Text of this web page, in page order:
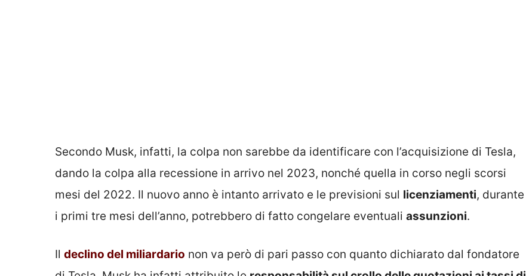
Secondo Musk, infatti, la colpa non sarebbe da identificare con l’acquisizione di Tesla,
dando la colpa alla recessione in arrivo nel 2023, nonché quella in corso negli scorsi
mesi del 2022. Il nuovo anno è intanto arrivato e le previsioni sul licenziamenti, durante
i primi tre mesi dell’anno, potrebbero di fatto congelare eventuali assunzioni.
Il declino del miliardario non va però di pari passo con quanto dichiarato dal fondatore